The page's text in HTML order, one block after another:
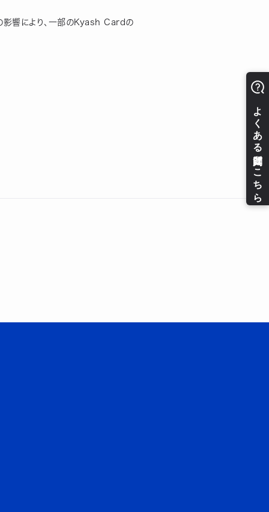
影響により、一部のKyash Cardの